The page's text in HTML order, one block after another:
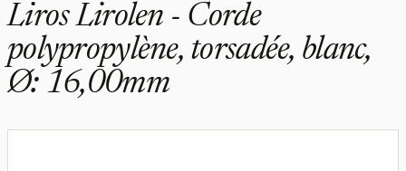
Liros Lirolen - Corde
polypropylène, torsadée, blanc,
Ø: 16,00mm